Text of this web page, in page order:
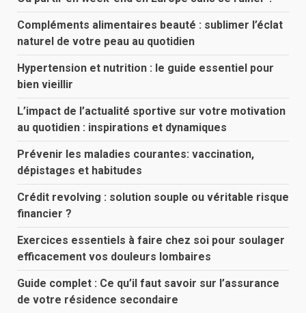
Compléments alimentaires beauté : sublimer l’éclat
naturel de votre peau au quotidien
Hypertension et nutrition : le guide essentiel pour
bien vieillir
L’impact de l’actualité sportive sur votre motivation
au quotidien : inspirations et dynamiques
Prévenir les maladies courantes: vaccination,
dépistages et habitudes
Crédit revolving : solution souple ou véritable risque
financier ?
Exercices essentiels à faire chez soi pour soulager
efficacement vos douleurs lombaires
Guide complet : Ce qu’il faut savoir sur l’assurance
de votre résidence secondaire